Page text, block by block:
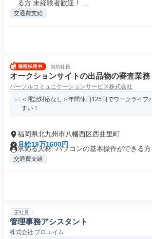
る方 未経験者歓迎！ ...
交通費支給
契約社員
オークションサイトの出品物の審査業務
パーソルコミュニケーションサービス株式会社
＜電話対応なし＞年間休日125日でワークライフ
すい！
福岡県北九州市八幡西区西曲里町
月給19万1600円
求める人材: パソコンの基本操作ができる
交通費支給
正社員
管理事務アシスタント
株式会社 プロエイム